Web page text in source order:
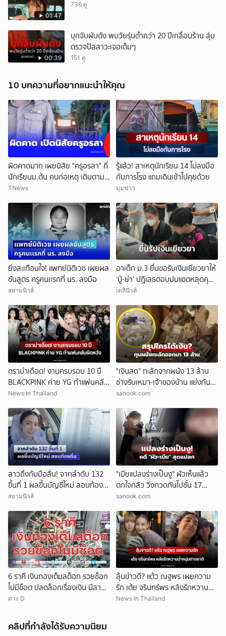
01:47
736 ดู
00:39
บุกจับผับดัง พบวัยรุ่นต่ำกว่า 20 ปีเกลื่อนร้าน สุ่ม
ตรวจปัสสาวะเจอเต็มๆ
151 ดู
10 บทความที่อยากแนะนำให้คุณ
ผิดคาดมาก เผยนิสัย "ครูอรสา" ที่
นักเรียนม.ต้น คนก่อเหตุ เดินตาม
หา
TNews
รู้แล้ว! สาเหตุนักเรียน 14 ไม่ลงมือ
กับภารโรง แถมเดินเข้าไปคุยด้วย
มุมข่าว
ยิ่งสะเทือนใจ! แพทย์นิติเวช เผยผล
ชันสูตร ครูคนเเรกที่ นร. ลงมือ
สยามนิวส์
อาเด็ก ม.3 ยื่นขอรับเงินเยียวยาให้
‘ปู่-ย่า’ ปฏิเสธตอบปมแชตหลุดคุย
แม่ ‘ถูกกลั่นแกล้ง’
เดลินิวส์
ดราม่าเดือด! งานครบรอบ 10 ปี
BLACKPINK ค่าย YG ทำแฟนคลับ
ผิดหวัง
News In Thailand
"เงินสด" ทะลักจากผนัง 13 ล้าน
ช่างรับเหมา-เจ้าของบ้าน แย่งกัน
วุ่น สุดท้ายศาลตัดสินให้ใคร?!
sanook.com
สาวถึงกับมือสั่น! จากลำดับ 132
ขึ้นที่ 1 ผลขึ้นบัญชีใหม่ สอบท้อง
ถิ่น
สยามนิวส์
"เมียแปลงร่างเป็นงู" ผัวเห็นแล้ว
ตกใจกลัว วิ่งกวดกันไปชั้น 17
ตร.เผยบทสรุปคดีสุดแปลก!
sanook.com
6 ราศี เงินทองเต็มสต็อก รวยช็อก
ไม่มีช็อต ปลดล็อกเรื่องเงิน มีลาภ
ลอยจ่อคิว
ดวง D
ลุ้นข่าวดี? แต้ว ณฐพร เผยความ
รัก เต้ย จรินทร์พร หลังรักหวานฉ่ำ
หนุ่มต่างชาติ
News In Thailand
คลิปที่กำลังได้รับความนิยม